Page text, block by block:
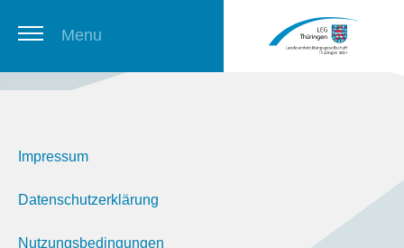
Menu
Newsletter
Impressum
Datenschutzerklärung
Nutzungsbedingungen